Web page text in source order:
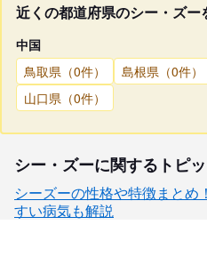
近くの都道府県のシー・ズー
中国
鳥取県（0件）
島根県（0件）
山口県（0件）
シー・ズーに関するトピ
シーズーの性格や特徴まと
すい病気も解説